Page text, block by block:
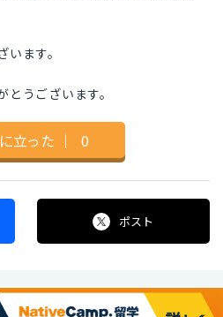
ます。
うございます。
立った ｜ 0
ポスト